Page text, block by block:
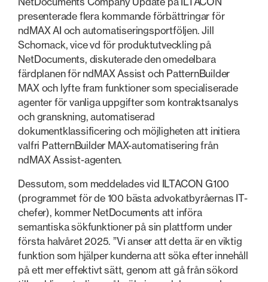
presenterade flera kommande förbättringar för
ndMAX AI och automatiseringsportföljen. Jill
Schornack, vice vd för produktutveckling på
NetDocuments, diskuterade den omedelbara
färdplanen för ndMAX Assist och PatternBuilder
MAX och lyfte fram funktioner som specialiserade
agenter för vanliga uppgifter som kontraktsanalys
och granskning, automatiserad
dokumentklassificering och möjligheten att initiera
valfri PatternBuilder MAX-automatisering från
ndMAX Assist-agenten.
Dessutom, som meddelades vid ILTACON G100
(programmet för de 100 bästa advokatbyråernas IT-
chefer), kommer NetDocuments att införa
semantiska sökfunktioner på sin plattform under
första halvåret 2025. ”Vi anser att detta är en viktig
funktion som hjälper kunderna att söka efter innehåll
på ett mer effektivt sätt, genom att gå från sökord